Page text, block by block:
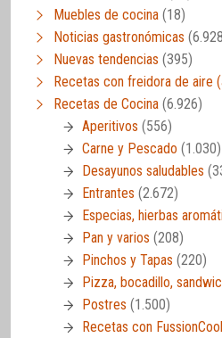
Muebles de cocina (18)
Noticias gastronómicas
Nuevas tendencias (395)
Recetas con freidora de aire
Recetas de Cocina (6.926)
Aperitivos (556)
Carne y Pescado (1.030)
Desayunos saludables
Entrantes (2.672)
Especias, hierbas
Pan y varios (208)
Pinchos y Tapas (220)
Pizza, bocadillo,
Postres (1.500)
Recetas con